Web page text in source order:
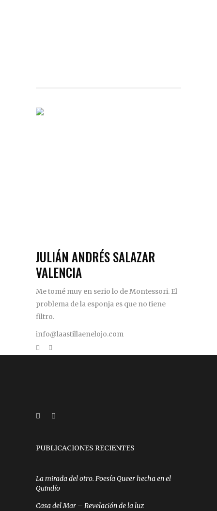
JULIÁN ANDRÉS SALAZAR
VALENCIA
Me tomé muy en serio lo de Montessori. El
problema de la esponja es que no tiene
filtro.
info@laastillaenelojo.com
PUBLICACIONES RECIENTES
La mirada del otro. Poesía Queer hecha en el
Quindío
Casa del Mar – Revelación de la luz